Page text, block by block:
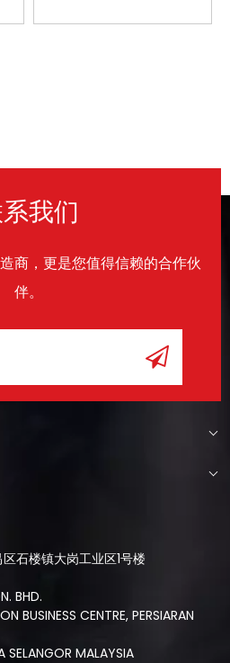
我们
商，更是您值得信赖的合作伙
伴。
石楼镇大岗工业区1号楼
BHD.
BUSINESS CENTRE, PERSIARAN
MALAYSIA